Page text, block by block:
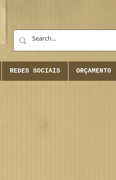
REDES SOCIAIS ORÇAMENTO